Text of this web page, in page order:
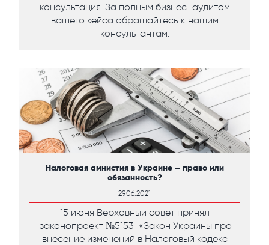
консультация. За полным бизнес-аудитом
вашего кейса обращайтесь к нашим
консультантам.
Налоговая амнистия в Украине – право или
обязанность?
29.06.2021
15 июня Верховный совет принял
законопроект №5153 «Закон Украины про
внесение изменений в Налоговый кодекс